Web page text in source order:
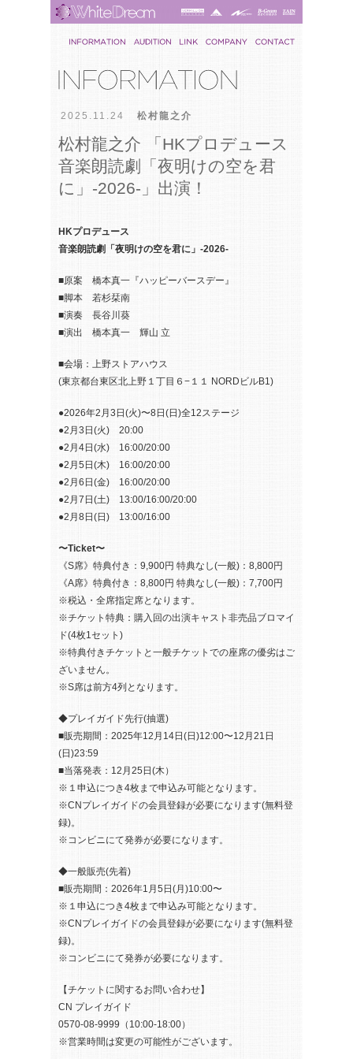
2025.11.24 松村龍之介
松村龍之介 「HKプロデュース
音楽朗読劇「夜明けの空を君
に」-2026-」出演！
HKプロデュース
音楽朗読劇「夜明けの空を君に」-2026-
■原案 橋本真一『ハッピーバースデー』
■脚本 若杉栞南
■演奏 長谷川葵
■演出 橋本真一 輝山 立
■会場：上野ストアハウス
(東京都台東区北上野１丁目６−１１ NORDビルB1)
●2026年2月3日(火)〜8日(日)全12ステージ
●2月3日(火) 20:00
●2月4日(水) 16:00/20:00
●2月5日(木) 16:00/20:00
●2月6日(金) 16:00/20:00
●2月7日(土) 13:00/16:00/20:00
●2月8日(日) 13:00/16:00
〜Ticket〜
《S席》特典付き：9,900円 特典なし(一般)：8,800円
《A席》特典付き：8,800円 特典なし(一般)：7,700円
※税込・全席指定席となります。
※チケット特典：購入回の出演キャスト非売品ブロマイ
ド(4枚1セット)
※特典付きチケットと一般チケットでの座席の優劣はご
ざいません。
※S席は前方4列となります。
◆プレイガイド先行(抽選)
■販売期間：2025年12月14日(日)12:00〜12月21日
(日)23:59
■当落発表：12月25日(木）
※１申込につき4枚まで申込み可能となります。
※CNプレイガイドの会員登録が必要になります(無料登
録)。
※コンビニにて発券が必要になります。
◆一般販売(先着)
■販売期間：2026年1月5日(月)10:00〜
※１申込につき4枚まで申込み可能となります。
※CNプレイガイドの会員登録が必要になります(無料登
録)。
※コンビニにて発券が必要になります。
【チケットに関するお問い合わせ】
CN プレイガイド
0570-08-9999（10:00-18:00）
※営業時間は変更の可能性がございます。